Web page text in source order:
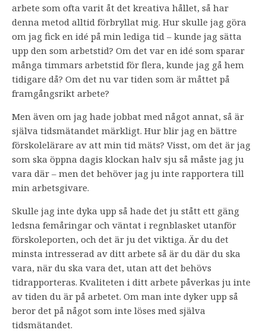
arbete som ofta varit åt det kreativa hållet, så har
denna metod alltid förbryllat mig. Hur skulle jag göra
om jag fick en idé på min lediga tid – kunde jag sätta
upp den som arbetstid? Om det var en idé som sparar
många timmars arbetstid för flera, kunde jag gå hem
tidigare då? Om det nu var tiden som är måttet på
framgångsrikt arbete?
Men även om jag hade jobbat med något annat, så är
själva tidsmätandet märkligt. Hur blir jag en bättre
förskolelärare av att min tid mäts? Visst, om det är jag
som ska öppna dagis klockan halv sju så måste jag ju
vara där – men det behöver jag ju inte rapportera till
min arbetsgivare.
Skulle jag inte dyka upp så hade det ju stått ett gäng
ledsna femåringar och väntat i regnblasket utanför
förskoleporten, och det är ju det viktiga. Är du det
minsta intresserad av ditt arbete så är du där du ska
vara, när du ska vara det, utan att det behövs
tidrapporteras. Kvaliteten i ditt arbete påverkas ju inte
av tiden du är på arbetet. Om man inte dyker upp så
beror det på något som inte löses med själva
tidsmätandet.